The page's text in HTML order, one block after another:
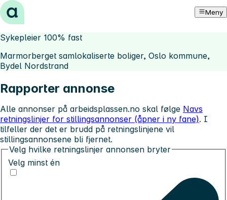
Hopp til innhold Meny
Sykepleier 100% fast
Marmorberget samlokaliserte boliger, Oslo kommune,
Bydel Nordstrand
Rapporter annonse
Alle annonser på arbeidsplassen.no skal følge Navs
retningslinjer for stillingsannonser (åpner i ny fane). I
tilfeller der det er brudd på retningslinjene vil
stillingsannonsene bli fjernet.
Velg hvilke retningslinjer annonsen bryter
Velg minst én